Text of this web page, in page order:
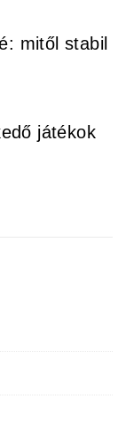
mitől stabil
játékok